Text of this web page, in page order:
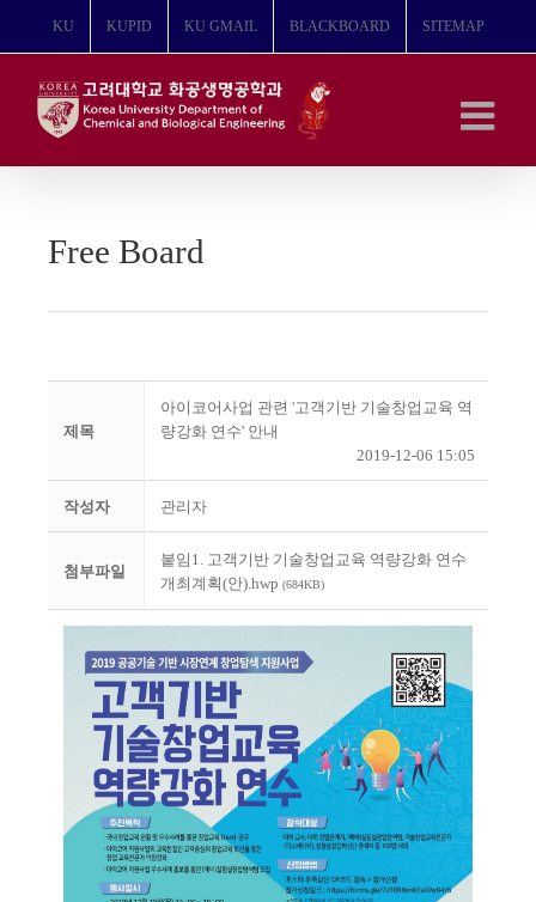
뛰
KU KUPID KU GMAIL BLACKBOARD SITEMAP
Free Board
제목
아이코어사업 관련 '고객기반 기술창업교육 역
량강화 연수' 안내
2019-12-06 15:05
작성자 관리자
첨부파일
붙임1. 고객기반 기술창업교육 역량강화 연수
개최계획(안).hwp (684KB)